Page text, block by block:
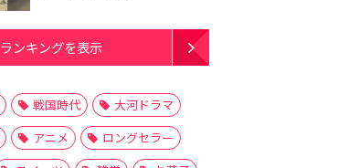
ランキングを表示
戦国時代
大河ドラマ
アニメ
ロングセラー